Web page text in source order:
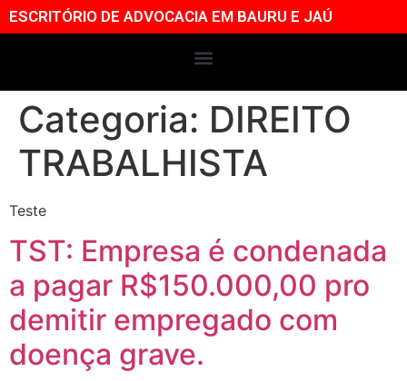
ESCRITÓRIO DE ADVOCACIA EM BAURU E JAÚ
Categoria: DIREITO
TRABALHISTA
Teste
TST: Empresa é condenada
a pagar R$150.000,00 pro
demitir empregado com
doença grave.